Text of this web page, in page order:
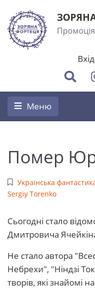
Вхід
Меню
Помер
Українська
Sergiy Torenko
Сьогодні стало
Дмитровича
Не стало автора
Небрехи", "Ніндзі
творів, які знайомі